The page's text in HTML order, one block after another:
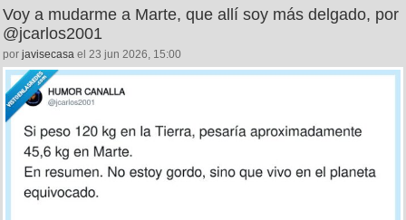
Voy a mudarme a Marte, que allí soy más delgado, por
@jcarlos2001
por javisecasa el 23 jun 2026, 15:00